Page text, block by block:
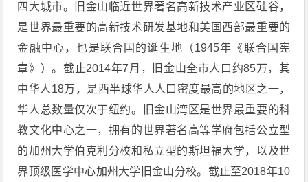
四大城市。旧金山临近世界著名高新技术产业区硅谷，
是世界最重要的高新技术研发基地和美国西部最重要的
金融中心，也是联合国的诞生地（1945年《联合国宪
章》）。截止2014年7月，旧金山全市人口约85万，其
中华人18万，是西半球华人人口密度最高的地区之一，
华人总数量仅次于纽约。旧金山湾区是世界最重要的科
教文化中心之一，拥有的世界著名高等学府包括公立型
的加州大学伯克利分校和私立型的斯坦福大学，以及世
界顶级医学中心加州大学旧金山分校。截止至2018年10